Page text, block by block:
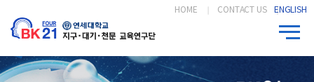
HOME CONTACT US ENGLISH